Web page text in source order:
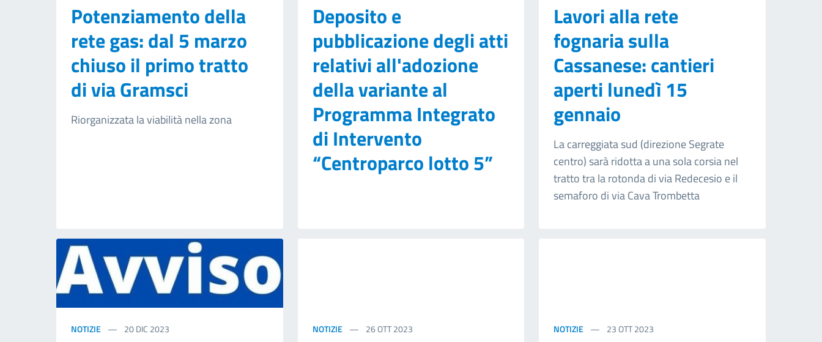
Potenziamento della
rete gas: dal 5 marzo
chiuso il primo tratto
di via Gramsci
Riorganizzata la viabilità nella zona
Deposito e
pubblicazione degli atti
relativi all'adozione
della variante al
Programma Integrato
di Intervento
“Centroparco lotto 5”
Lavori alla rete
fognaria sulla
Cassanese: cantieri
aperti lunedì 15
gennaio
La carreggiata sud (direzione Segrate
centro) sarà ridotta a una sola corsia nel
tratto tra la rotonda di via Redecesio e il
semaforo di via Cava Trombetta
NOTIZIE 20DIC 2023 NOTIZIE 26OTT 2023 NOTIZIE 23 OTT 2023